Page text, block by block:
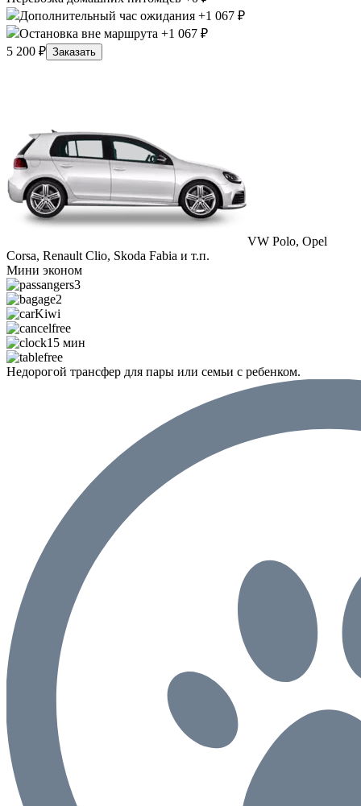
Дополнительный час ожидания +1 067 ₽
Остановка вне маршрута +1 067 ₽
5 200 ₽ Заказать
VW Polo, Opel
Corsa, Renault Clio, Skoda Fabia и т.п.
Мини эконом
3
2
Kiwi
free
15 мин
free
Недорогой трансфер для пары или семьи с ребенком.